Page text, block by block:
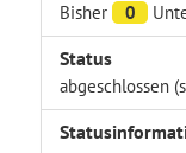
Bisher 0
Status
abgeschlossen